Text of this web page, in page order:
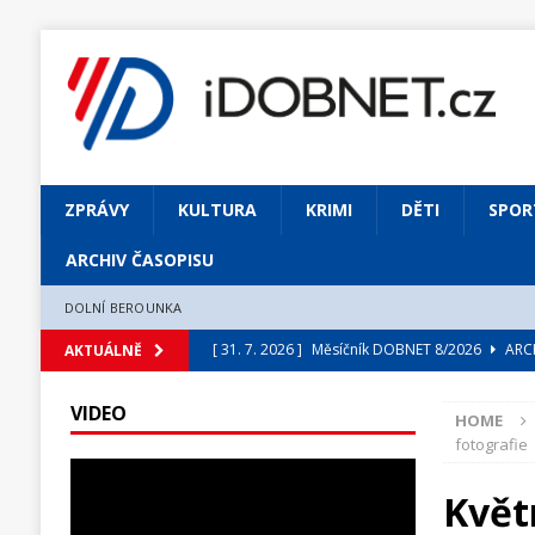
ZPRÁVY KULTURA KRIMI DĚTI
ARCHIV ČASOPISU
DOLNÍ BEROUNKA
AKTUÁLNĚ [ 31. 7. 2026 ] Měsíčník DOBNET 8/2026
[ 31. 7. 2026 ] Jednou Slavoj, vždycky Slavoj!
Výjimečný zážitek: mexické
HOME
fotografie
VIDEO